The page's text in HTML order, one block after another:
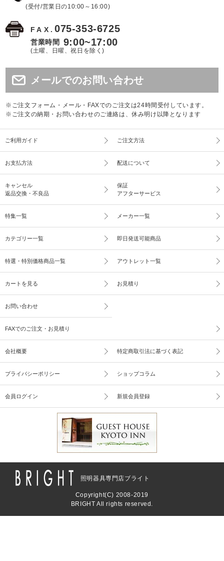
(受付/営業日の10:00～16:00)
FAX.075-353-6725
営業時間 9:00~17:00
(土曜、日曜、祝日を除く)
メールでのお問い合わせ
※ご注文フォーム・メール・FAXでのご注文は24時間受付しています。
※ご注文の納期・お問い合わせのご連絡は、休み明け以降となります
ご利用ガイド ご注文方法
お支払方法 配送について
キャンセル
返品交換・不良品
保証
アフターサービス
特集一覧 メーカー一覧
カテゴリー一覧 即日発送可能商品
特選・特別価格商品一覧 アウトレット一覧
カートを見る お見積り
お問い合わせ
FAXでのご注文・お見積り
会社概要 特定商取引法に基づく表記
プライバシーポリシー ショップコラム
会員ログイン 新規会員登録
照明器具専門店ブライト
Copyright(C) 2008-2019
BRIGHT All rights reserved.